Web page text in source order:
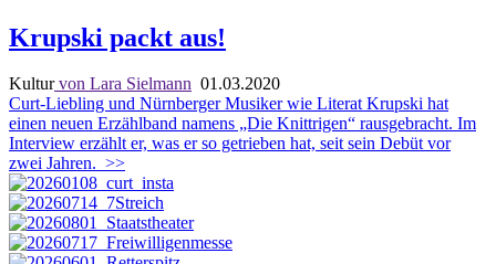
Krupski packt aus!
Kulturvon Lara Sielmann 01.03.2020
Curt-Liebling und Nürnberger Musiker wie Literat Krupski hat
einen neuen Erzählband namens „Die Knittrigen“ rausgebracht. Im
Interview erzählt er, was er so getrieben hat, seit sein Debüt vor
zwei Jahren. >>